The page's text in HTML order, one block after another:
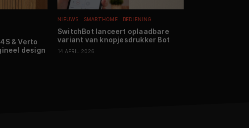
& Verto
design
NIEUWS SMARTHOME BEDIENING
SwitchBot lanceert oplaadbare
variant van knopjesdrukker Bot
14 APRIL 2026